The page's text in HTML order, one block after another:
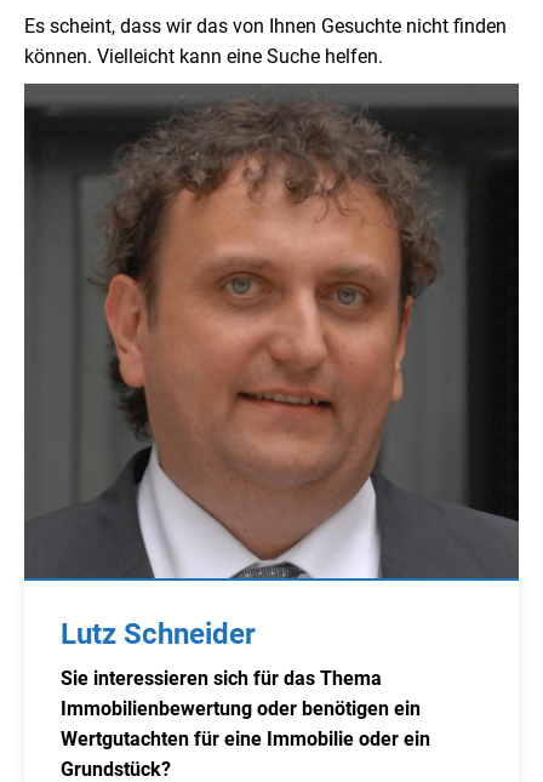
Es scheint, dass wir das von Ihnen Gesuchte nicht finden
können. Vielleicht kann eine Suche helfen.
Lutz Schneider
Sie interessieren sich für das Thema
Immobilienbewertung oder benötigen ein
Wertgutachten für eine Immobilie oder ein
Grundstück?